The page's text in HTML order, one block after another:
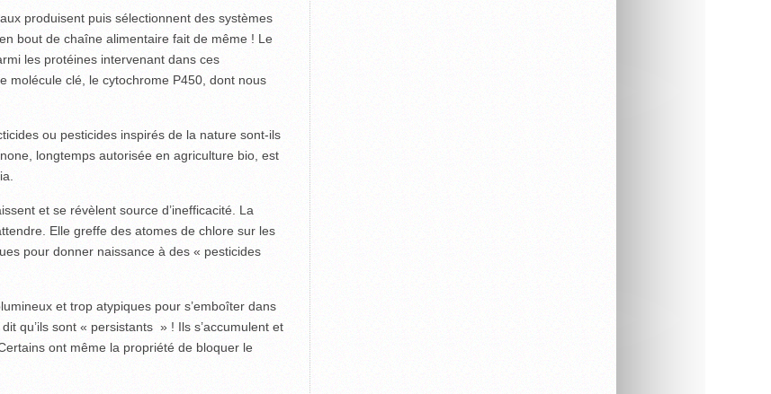
produisent puis sélectionnent des systèmes
bout de chaîne alimentaire fait de même ! Le
les protéines intervenant dans ces
molécule clé, le cytochrome P450, dont nous
ou pesticides inspirés de la nature sont-ils
longtemps autorisée en agriculture bio, est
et se révèlent source d’inefficacité. La
Elle greffe des atomes de chlore sur les
pour donner naissance à des « pesticides
et trop atypiques pour s’emboîter dans
qu’ils sont « persistants » ! Ils s’accumulent et
ont même la propriété de bloquer le